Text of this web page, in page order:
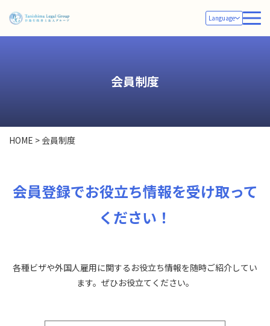
Language
会員制度
HOME > 会員制度
会員登録でお役立ち情報を受け取って
ください！
各種ビザや外国人雇用に関するお役立ち情報を随時ご紹介してい
ます。ぜひお役立てください。